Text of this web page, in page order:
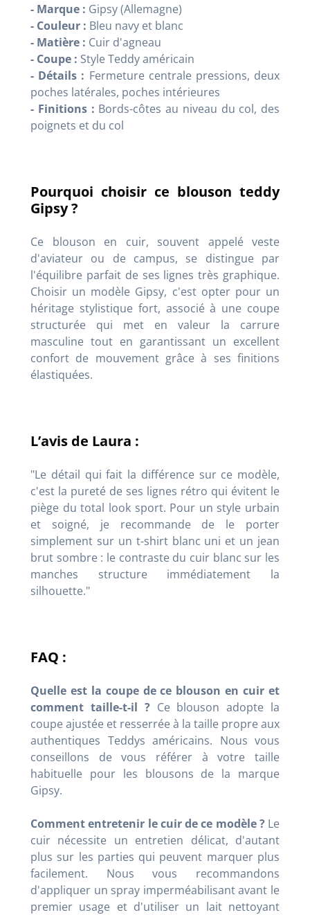
- Marque : Gipsy (Allemagne)
- Couleur : Bleu navy et blanc
- Matière : Cuir d'agneau
- Coupe : Style Teddy américain
- Détails : Fermeture centrale pressions, deux
poches latérales, poches intérieures
- Finitions : Bords-côtes au niveau du col, des
poignets et du col
Pourquoi choisir ce blouson teddy
Gipsy ?
Ce blouson en cuir, souvent appelé veste
d'aviateur ou de campus, se distingue par
l'équilibre parfait de ses lignes très graphique.
Choisir un modèle Gipsy, c'est opter pour un
héritage stylistique fort, associé à une coupe
structurée qui met en valeur la carrure
masculine tout en garantissant un excellent
confort de mouvement grâce à ses finitions
élastiquées.
L’avis de Laura :
"Le détail qui fait la différence sur ce modèle,
c'est la pureté de ses lignes rétro qui évitent le
piège du total look sport. Pour un style urbain
et soigné, je recommande de le porter
simplement sur un t-shirt blanc uni et un jean
brut sombre : le contraste du cuir blanc sur les
manches structure immédiatement la
silhouette."
FAQ :
Quelle est la coupe de ce blouson en cuir et
comment taille-t-il ? Ce blouson adopte la
coupe ajustée et resserrée à la taille propre aux
authentiques Teddys américains. Nous vous
conseillons de vous référer à votre taille
habituelle pour les blousons de la marque
Gipsy.
Comment entretenir le cuir de ce modèle ? Le
cuir nécessite un entretien délicat, d'autant
plus sur les parties qui peuvent marquer plus
facilement. Nous vous recommandons
d'appliquer un spray imperméabilisant avant le
premier usage et d'utiliser un lait nettoyant